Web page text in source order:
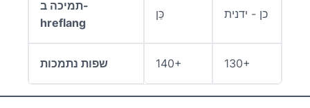
תמיכה ב-
hreflang
כֵּן כן - ידנית
שפות נתמכות 140+ 130+